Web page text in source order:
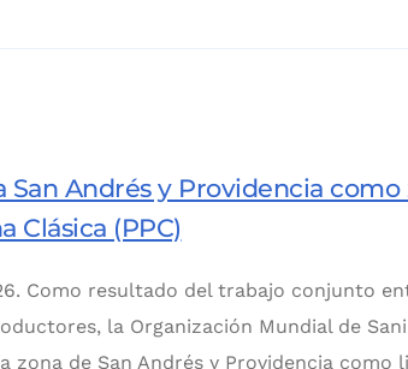
San Andrés y Providencia como
Clásica (PPC)
Como resultado del trabajo conjunto
la Organización Mundial de
zona de San Andrés y Providencia como